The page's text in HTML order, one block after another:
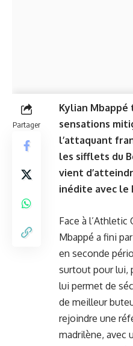
Partager
Kylian Mbappé
sensations
l’attaquant
les sifflets du
vient
inédite avec le
Face à l’Athletic
Mbappé a fini
en seconde
surtout pour lui,
lui permet de
de meilleur
rejoindre une
madrilène, avec